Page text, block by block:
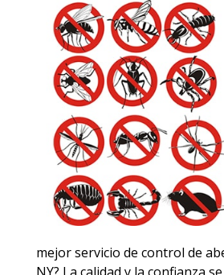
mejor servicio de control de